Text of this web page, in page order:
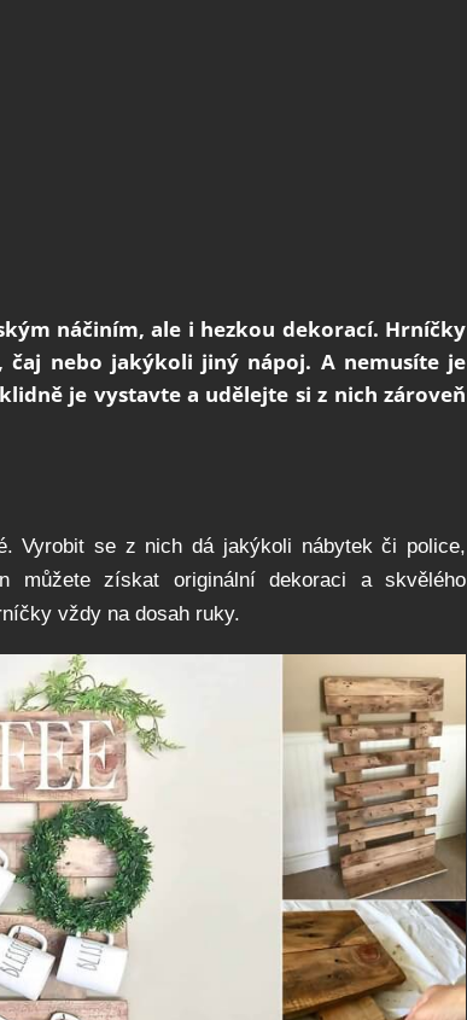
náčiním, ale i hezkou dekorací. Hrníčky
nebo jakýkoli jiný nápoj. A nemusíte je
je vystavte a udělejte si z nich zároveň
Vyrobit se z nich dá jakýkoli nábytek či police,
můžete získat originální dekoraci a skvělého
vždy na dosah ruky.